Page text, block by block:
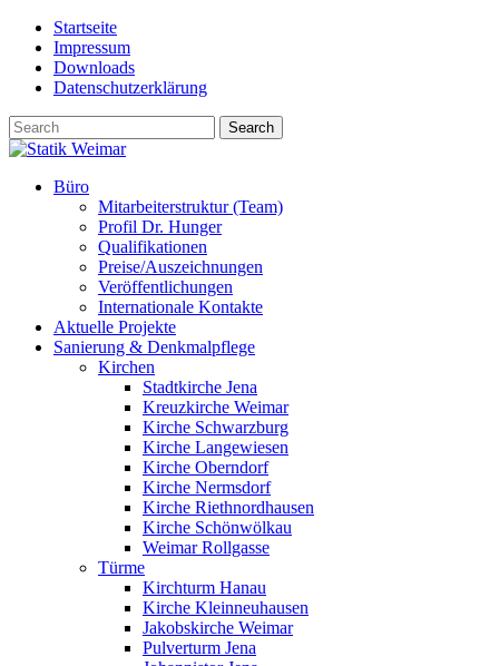
Skip
content
Startseite
Impressum
Downloads
Datenschutzerklärung
Büro
Mitarbeiterstruktur (Team)
Profil Dr. Hunger
Qualifikationen
Preise/Auszeichnungen
Veröffentlichungen
Internationale Kontakte
Aktuelle Projekte
Sanierung & Denkmalpflege
Kirchen
Stadtkirche Jena
Kreuzkirche Weimar
Kirche Schwarzburg
Kirche Langewiesen
Kirche Oberndorf
Kirche Nermsdorf
Kirche Riethnordhausen
Kirche Schönwölkau
Weimar Rollgasse
Türme
Kirchturm Hanau
Kirche Kleinneuhausen
Jakobskirche Weimar
Pulverturm Jena